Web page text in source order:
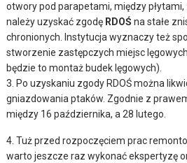
otwory pod parapetami, między
należy uzyskać zgodę RDOŚ na stałe
chronionych. Instytucja wyznaczy też
stworzenie zastępczych miejsc
będzie to montaż budek lęgowych).
3. Po uzyskaniu zgody RDOŚ można
gniazdowania ptaków. Zgodnie z
między 16 października, a 28 lutego.
4. Tuż przed rozpoczęciem prac
warto jeszcze raz wykonać ekspertyzę